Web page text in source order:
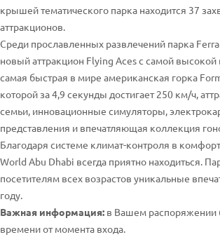
крышей тематического парка находится 37
аттракционов.
Среди прославленных развлечений парка
новый аттракцион Flying Aces с самой высокой
самая быстрая в мире американская горка
которой за 4,9 секунды достигает 250 км/ч,
семьи, инновационные симуляторы,
представления и впечатляющая коллекция
Благодаря системе климат-контроля в
World Abu Dhabi всегда приятно находиться.
посетителям всех возрастов уникальные
году.
Важная информация: в Вашем распоряжении
времени от момента входа.